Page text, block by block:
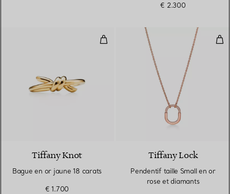
€ 2.300
Bague en or jaune 18 carats
2 Matériaux
Tiffany Knot
Bague en or jaune 18 carats
€ 1.700
Tiffany Lock
Pendentif taille Small en or
rose et diamants